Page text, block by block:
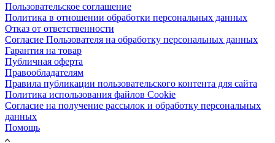
Пользовательское соглашение
Политика в отношении обработки персональных данных
Отказ от ответственности
Согласие Пользователя на обработку персональных данных
Гарантия на товар
Публичная оферта
Правообладателям
Правила публикации пользовательского контента для сайта
Политика использования файлов Cookie
Согласие на получение рассылок и обработку персональных
данных
Помощь